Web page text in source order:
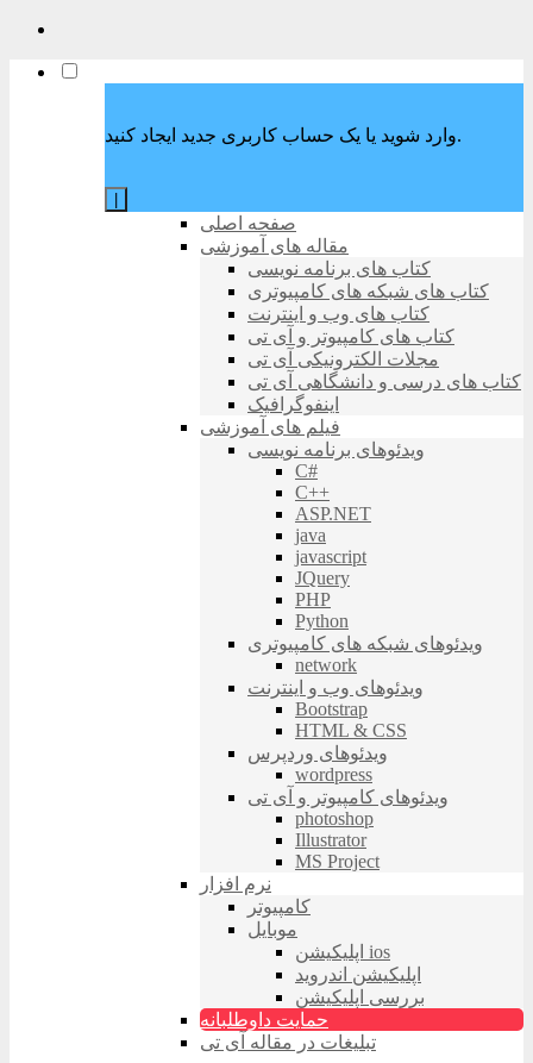
وارد شوید یا یک حساب کاربری جدید ایجاد کنید.
صفحه اصلی
مقاله های آموزشی
کتاب های برنامه نویسی
کتاب های شبکه های کامپیوتری
کتاب های وب و اینترنت
کتاب های کامپیوتر و آی تی
مجلات الکترونیکی آی تی
کتاب های درسی و دانشگاهی آی تی
اینفوگرافیک
فیلم های آموزشی
ویدئوهای برنامه نویسی
C#
C++
ASP.NET
java
javascript
JQuery
PHP
Python
ویدئوهای شبکه های کامپیوتری
network
ویدئوهای وب و اینترنت
Bootstrap
HTML & CSS
ویدئوهای وردپرس
wordpress
ویدئوهای کامپیوتر و آی تی
photoshop
Illustrator
MS Project
نرم افزار
کامپیوتر
موبایل
اپلیکیشن ios
اپلیکیشن اندروید
بررسی اپلیکیشن
حمایت داوطلبانه
تبلیغات در مقاله آی تی